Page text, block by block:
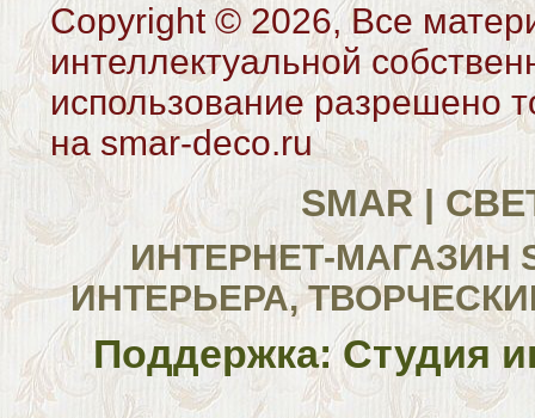
Copyright © 2026, Все
интеллектуальной
использование разрешено
на smar-deco.ru
SMAR |
ИНТЕРНЕТ-МАГАЗИН
ИНТЕРЬЕРА,
Поддержка: Студия